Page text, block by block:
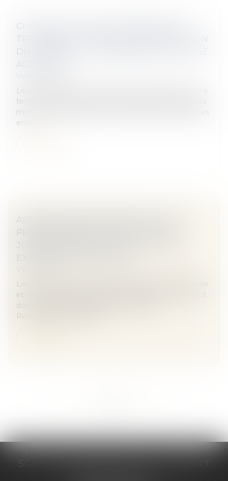
CHOIX DE LA VICTIME DE CESSER TOUT
TRAITEMENT ET DATE DE CONSOLIDATION
DU DOMMAGE - RESPONSABILITÉ | DALLOZ
ACTUALITÉ
Les faits de l’espèce méritent d’être mentionnés. Une
femme est devenue stérile ) la suite de la prise, par sa
mère lors de sa grossesse, de Distilbène. Elle agit alors
en res...
ASSURANCES RESPONSABILITÉ CIVILE
PROFESSIONNELLE ET PROTECTION
JURIDIQUE POUR SCP ET SEL - MACSF
EXERCICE PROFESSIONNEL
Les SCP et SEL sont dotées de la personnalité morale
et ont pour objet l’exercice de la profession. Elles sont
donc soumises à l’obligation d’assurance
Responsabilité Civile Pro...
SCP COSTE DAUDÉ VALLET LAMBERT